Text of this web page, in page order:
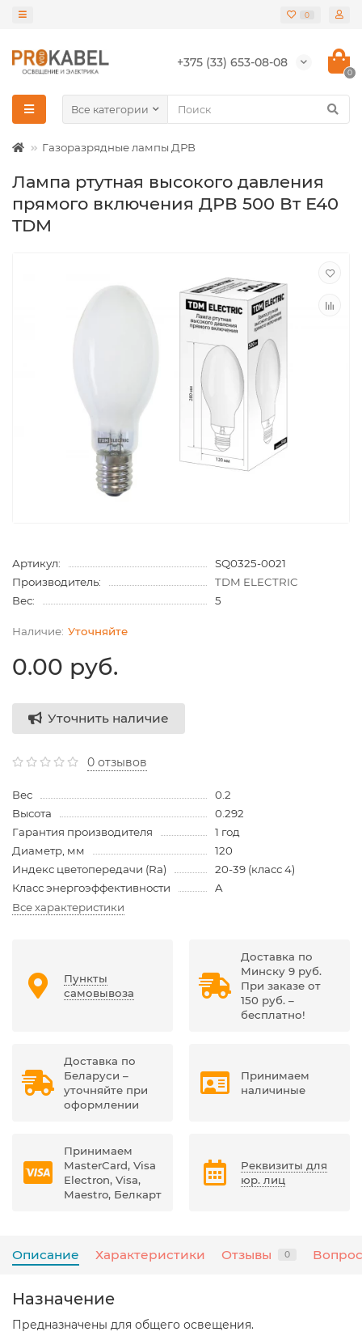
0
+375 (33) 653-08-08
0
Все категории
Газоразрядные лампы ДРВ
Лампа ртутная высокого давления
прямого включения ДРВ 500 Вт Е40
TDM
Артикул:
SQ0325-0021
Производитель:
TDM ELECTRIC
Вес:
5
Уточняйте
0.00 руб.
Уточнить наличие
0 отзывов
Вес
0.2
Высота
0.292
Гарантия производителя
1 год
Диаметр, мм
120
Индекс цветопередачи (Ra)
20-39 (класс 4)
Класс энергоэффективности
A
Все характеристики
Пункты
самовывоза
Доставка по
Минску 9 руб.
При заказе от
150 руб. –
бесплатно!
Доставка по
Беларуси –
уточняйте при
оформлении
Принимаем
наличиные
Принимаем
MasterCard, Visa
Electron, Visa,
Maestro, Белкарт
Реквизиты для
юр. лиц
Описание Характеристики Отзывы 0
Назначение
Предназначены для общего освещения.